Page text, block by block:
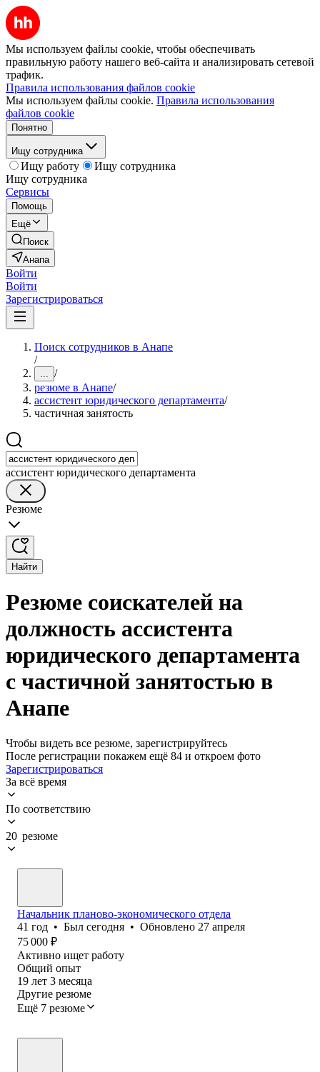
Мы используем файлы cookie, чтобы обеспечивать
правильную работу нашего веб-сайта и анализировать сетевой
трафик.
Правила использования файлов cookie
Мы используем файлы cookie. Правила использования
файлов cookie
Понятно
Ищу сотрудника
Ищу работу
Ищу сотрудника
Ищу сотрудника
Сервисы
Помощь
Ещё
Поиск
Анапа
Войти
Войти
Зарегистрироваться
Поиск сотрудников в Анапе
/
... /
резюме в Анапе/
ассистент юридического департамента/
частичная занятость
ассистент юридического департамента
Резюме
Найти
Резюме соискателей на
должность ассистента
юридического департамента
с частичной занятостью в
Анапе
Чтобы видеть все резюме, зарегистрируйтесь
После регистрации покажем ещё 84 и откроем фото
Зарегистрироваться
За всё время
По соответствию
20 резюме
Начальник планово-экономического отдела
41 год • Был сегодня • Обновлено 27 апреля
75 000 ₽
Активно ищет работу
Общий опыт
19 лет 3 месяца
Другие резюме
Ещё 7 резюме